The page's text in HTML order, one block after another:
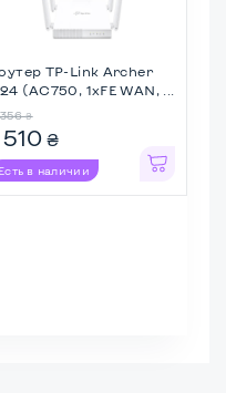
TP-Link Archer
(AC750, 1хFE WAN, ...
₴
510 ₴
Есть в наличии